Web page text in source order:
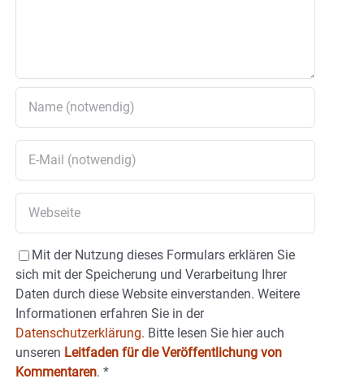
Mit der Nutzung dieses Formulars erklären Sie
sich mit der Speicherung und Verarbeitung Ihrer
Daten durch diese Website einverstanden. Weitere
Informationen erfahren Sie in der
Datenschutzerklärung. Bitte lesen Sie hier auch
unseren Leitfaden für die Veröffentlichung von
Kommentaren. *